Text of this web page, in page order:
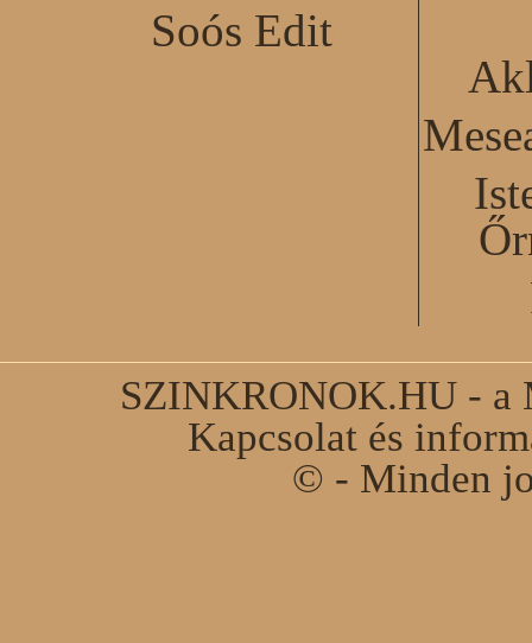
Soós Edit
SZINKRONOK.HU - a
Kapcsolat és
© - Minden